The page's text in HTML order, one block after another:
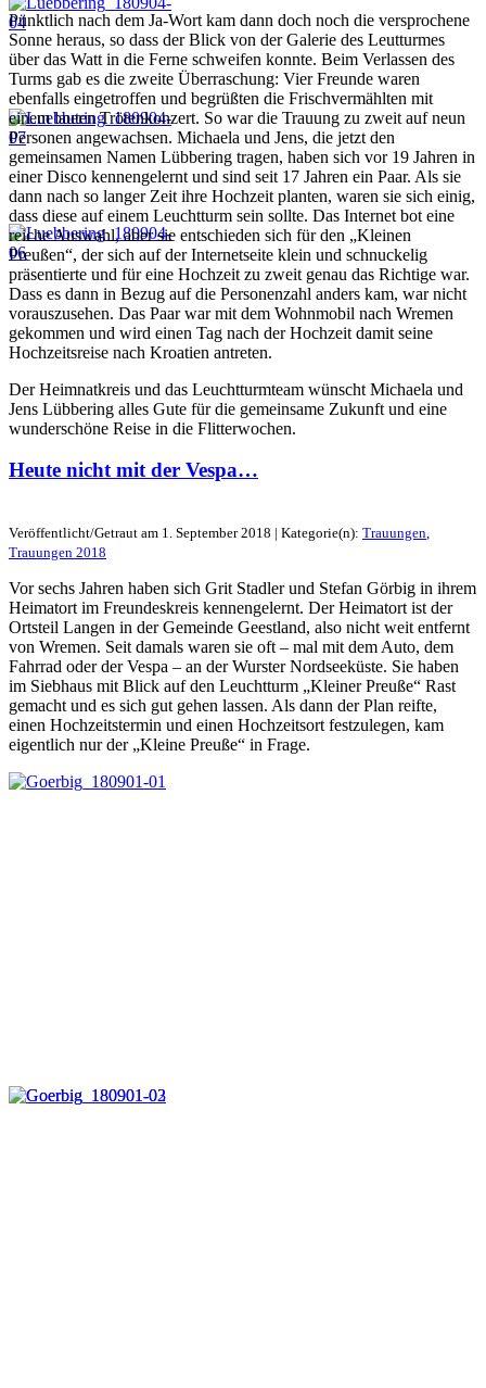
Pünktlich nach dem Ja-Wort kam dann doch noch die versprochene
Sonne heraus, so dass der Blick von der Galerie des Leutturmes
über das Watt in die Ferne schweifen konnte. Beim Verlassen des
Turms gab es die zweite Überraschung: Vier Freunde waren
ebenfalls eingetroffen und begrüßten die Frischvermählten mit
einem lauten Trötenkonzert. So war die Trauung zu zweit auf neun
Personen angewachsen. Michaela und Jens, die jetzt den
gemeinsamen Namen Lübbering tragen, haben sich vor 19 Jahren in
einer Disco kennengelernt und sind seit 17 Jahren ein Paar. Als sie
dann nach so langer Zeit ihre Hochzeit planten, waren sie sich einig,
dass diese auf einem Leuchtturm sein sollte. Das Internet bot eine
reiche Auswahl, aber sie entschieden sich für den „Kleinen
Preußen“, der sich auf der Internetseite klein und schnuckelig
präsentierte und für eine Hochzeit zu zweit genau das Richtige war.
Dass es dann in Bezug auf die Personenzahl anders kam, war nicht
vorauszusehen. Das Paar war mit dem Wohnmobil nach Wremen
gekommen und wird einen Tag nach der Hochzeit damit seine
Hochzeitsreise nach Kroatien antreten.
Der Heimnatkreis und das Leuchtturmteam wünscht Michaela und
Jens Lübbering alles Gute für die gemeinsame Zukunft und eine
wunderschöne Reise in die Flitterwochen.
Heute nicht mit der Vespa…
Veröffentlicht/Getraut am 1. September 2018 | Kategorie(n): Trauungen,
Trauungen 2018
Vor sechs Jahren haben sich Grit Stadler und Stefan Görbig in ihrem
Heimatort im Freundeskreis kennengelernt. Der Heimatort ist der
Ortsteil Langen in der Gemeinde Geestland, also nicht weit entfernt
von Wremen. Seit damals waren sie oft – mal mit dem Auto, dem
Fahrrad oder der Vespa – an der Wurster Nordseeküste. Sie haben
im Siebhaus mit Blick auf den Leuchtturm „Kleiner Preuße“ Rast
gemacht und es sich gut gehen lassen. Als dann der Plan reifte,
einen Hochzeitstermin und einen Hochzeitsort festzulegen, kam
eigentlich nur der „Kleine Preuße“ in Frage.